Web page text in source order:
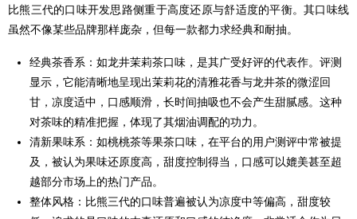
比熊三代的口味开发思路侧重于高度还原与舒适度的平衡。其口味线
虽然不像某些品牌那样庞杂，但每一款都力求经典和耐抽。
经典茶香系：如龙井茉莉茶口味，是其广受好评的代表作。评测
显示，它能清晰地呈现出茉莉花的清雅花香与龙井茶的微涩回
甘，凉度适中，口感顺滑，长时间抽吸也不会产生甜腻感。这种
对茶味的精准把握，体现了其烟油调配的功力。
清新果味系：如桃桃茶等果茶口味，在平台的用户测评中常被提
及，被认为果味还原度高，甜度控制得当，口感可以媲美甚至超
越部分市场上的热门产品。
整体风格：比熊三代的口味普遍被认为凉度中等偏高，甜度较